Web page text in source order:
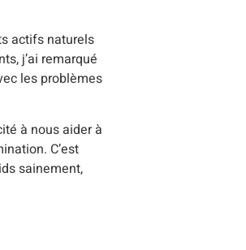
actifs naturels
j’ai remarqué
les problèmes
à nous aider à
C’est
sainement,